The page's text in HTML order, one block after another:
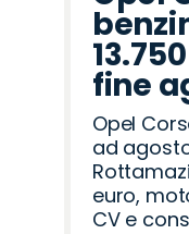
fine
Opel
ad
euro,
CV e